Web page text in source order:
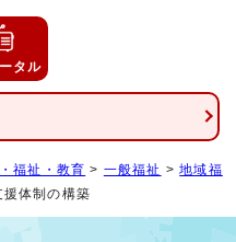
タル
福祉・教育 > 一般福祉 >地域福
体制の構築